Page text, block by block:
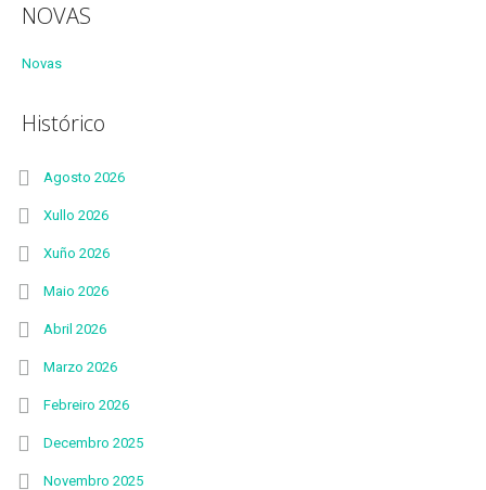
NOVAS
Novas
Histórico
Agosto 2026
Xullo 2026
Xuño 2026
Maio 2026
Abril 2026
Marzo 2026
Febreiro 2026
Decembro 2025
Novembro 2025